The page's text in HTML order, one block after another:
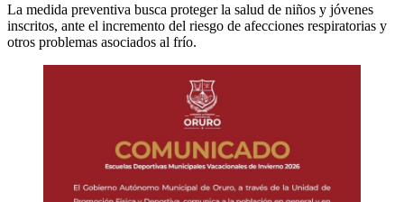
La medida preventiva busca proteger la salud de niños y jóvenes
inscritos, ante el incremento del riesgo de afecciones respiratorias y
otros problemas asociados al frío.